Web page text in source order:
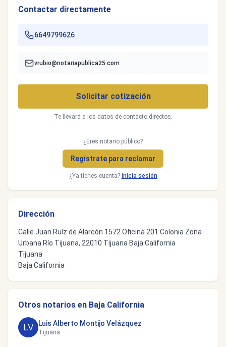
Contactar directamente
6649799626
vrubio@notariapublica25.com
Solicitar cotización
Te llevará a los datos de contacto directos.
¿Eres notario público?
Regístrate para reclamar
¿Ya tienes cuenta? Inicia sesión
Dirección
Calle Juan Ruíz de Alarcón 1572 Oficina 201 Colonia Zona
Urbana Río Tijuana, 22010 Tijuana Baja California
Tijuana
Baja California
Otros notarios en Baja California
Luis Alberto Montijo Velázquez
Tijuana